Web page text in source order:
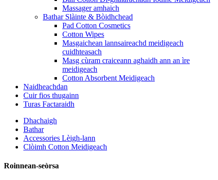
Massager amhaich
Bathar Slàinte & Bòidhchead
Pad Cotton Cosmetics
Cotton Wipes
Masgaichean lannsaireachd meidigeach
cuidhteasach
Masg cùram craiceann aghaidh ann an ìre
meidigeach
Cotton Absorbent Meidigeach
Naidheachdan
Cuir fios thugainn
Turas Factaraidh
Dhachaigh
Bathar
Accessories Lèigh-lann
Clòimh Cotton Meidigeach
Roinnean-seòrsa